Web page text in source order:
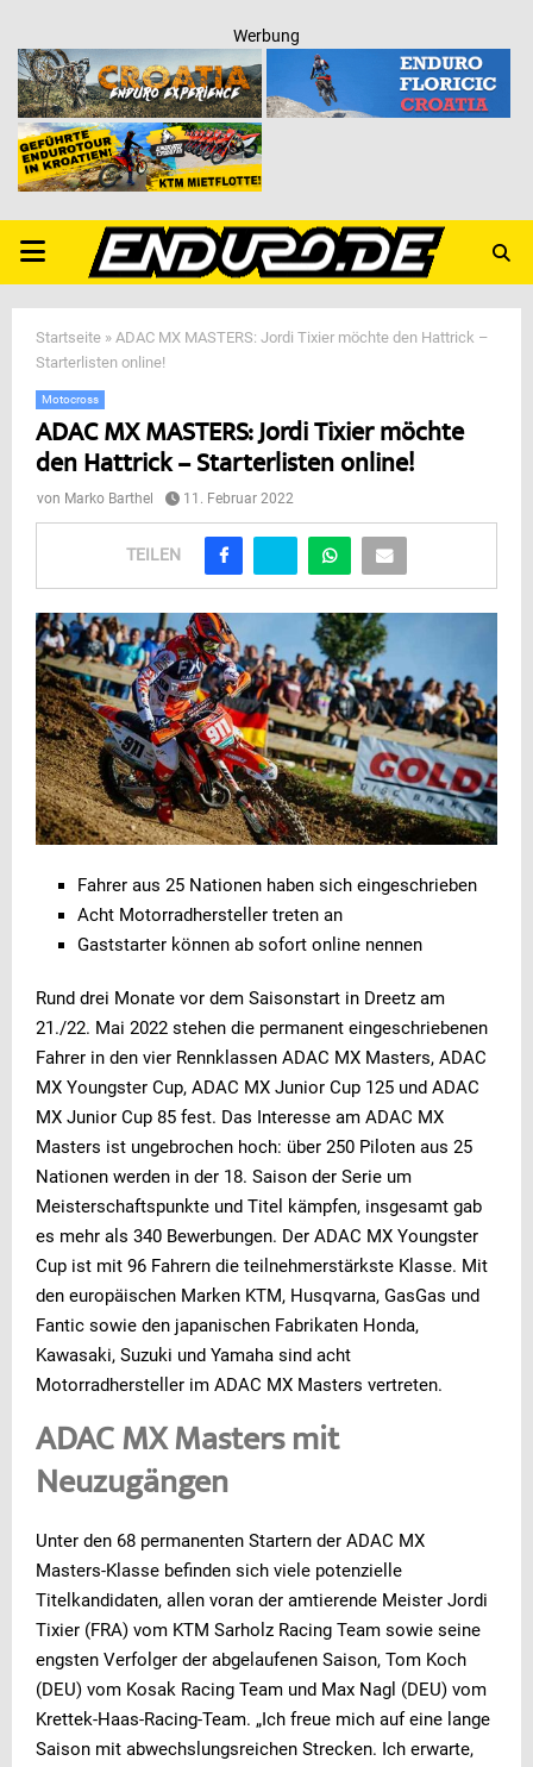
Werbung
PRIMARY
MENU
Startseite » ADAC MX MASTERS: Jordi Tixier möchte den Hattrick –
Starterlisten online!
Motocross
ADAC MX MASTERS: Jordi Tixier möchte
den Hattrick – Starterlisten online!
von Marko Barthel 11. Februar 2022
TEILEN
Fahrer aus 25 Nationen haben sich eingeschrieben
Acht Motorradhersteller treten an
Gaststarter können ab sofort online nennen
Rund drei Monate vor dem Saisonstart in Dreetz am
21./22. Mai 2022 stehen die permanent eingeschriebenen
Fahrer in den vier Rennklassen ADAC MX Masters, ADAC
MX Youngster Cup, ADAC MX Junior Cup 125 und ADAC
MX Junior Cup 85 fest. Das Interesse am ADAC MX
Masters ist ungebrochen hoch: über 250 Piloten aus 25
Nationen werden in der 18. Saison der Serie um
Meisterschaftspunkte und Titel kämpfen, insgesamt gab
es mehr als 340 Bewerbungen. Der ADAC MX Youngster
Cup ist mit 96 Fahrern die teilnehmerstärkste Klasse. Mit
den europäischen Marken KTM, Husqvarna, GasGas und
Fantic sowie den japanischen Fabrikaten Honda,
Kawasaki, Suzuki und Yamaha sind acht
Motorradhersteller im ADAC MX Masters vertreten.
ADAC MX Masters mit
Neuzugängen
Unter den 68 permanenten Startern der ADAC MX
Masters-Klasse befinden sich viele potenzielle
Titelkandidaten, allen voran der amtierende Meister Jordi
Tixier (FRA) vom KTM Sarholz Racing Team sowie seine
engsten Verfolger der abgelaufenen Saison, Tom Koch
(DEU) vom Kosak Racing Team und Max Nagl (DEU) vom
Krettek-Haas-Racing-Team. „Ich freue mich auf eine lange
Saison mit abwechslungsreichen Strecken. Ich erwarte,